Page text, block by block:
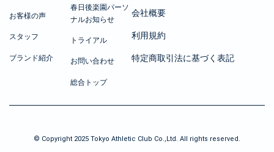
お客様の声
スタッフ
ブランド紹介
春日後楽園パーソ
ナルお知らせ
トライアル
お問い合わせ
総合トップ
会社概要
利用規約
特定商取引法に基づく表記
© Copyright 2025 Tokyo Athletic Club Co.,Ltd. All rights reserved.